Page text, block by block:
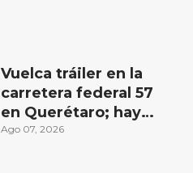
Vuelca tráiler en la
carretera federal 57
en Querétaro; hay
derrame de
Ago 07, 2026